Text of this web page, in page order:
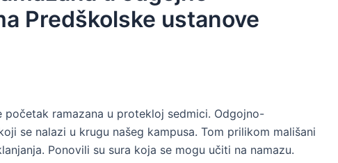
Predškolske ustanove
ramazana u protekloj sedmici. Odgojno-
se nalazi u krugu našeg kampusa. Tom prilikom mališani
Ponovili su sura koja se mogu učiti na namazu.